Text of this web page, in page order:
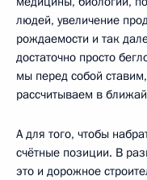
людей, увеличение
рождаемости и так
достаточно просто
мы перед собой
рассчитываем в
А для того, чтобы
счётные позиции. В
это и дорожное